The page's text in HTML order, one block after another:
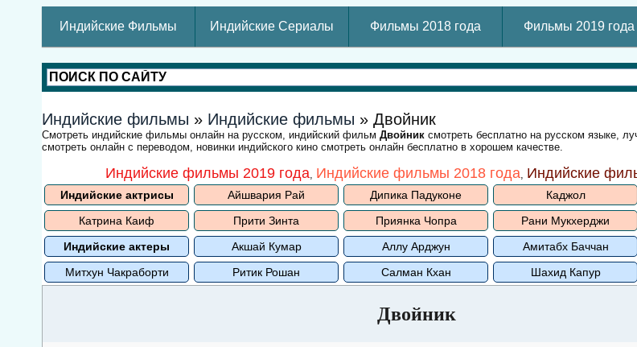
Индийские Фильмы Индийские Сериалы Фильмы 2018 года Фильмы 2019 года
Индийские фильмы » Индийские фильмы » Двойник
Смотреть индийские фильмы онлайн на русском, индийский фильм Двойник смотреть бесплатно на русском языке,
смотреть онлайн с переводом, новинки индийского кино смотреть онлайн бесплатно в хорошем качестве.
Индийские фильмы 2019 года, Индийские фильмы 2018 года, Индийские
Индийские актрисы Айшвария Рай Дипика Падуконе Каджол
Катрина Каиф
Прити Зинта Приянка Чопра Рани Мукхерджи
Индийские актеры
Акшай Кумар Аллу Арджун Амитабх Баччан
Митхун Чакраборти
Ритик Рошан Салман Кхан Шахид Капур
Двойник